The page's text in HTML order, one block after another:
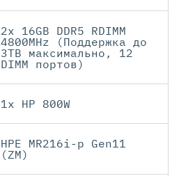
2x 16GB DDR5 RDIMM
4800MHz (Поддержка до
3TB максимально, 12
DIMM портов)
1x HP 800W
HPE MR216i-p Gen11
(ZM)